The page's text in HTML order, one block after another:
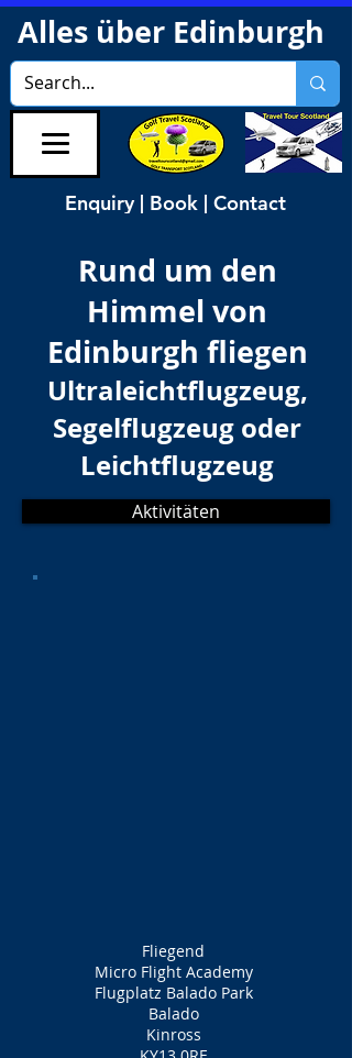
Alles über Edinburgh
Enquiry | Book | Contact
Rund um den
Himmel von
Edinburgh fliegen
Ultraleichtflugzeug,
Segelflugzeug oder
Leichtflugzeug
Aktivitäten
Fliegend
Micro Flight Academy
Flugplatz Balado Park
Balado
Kinross